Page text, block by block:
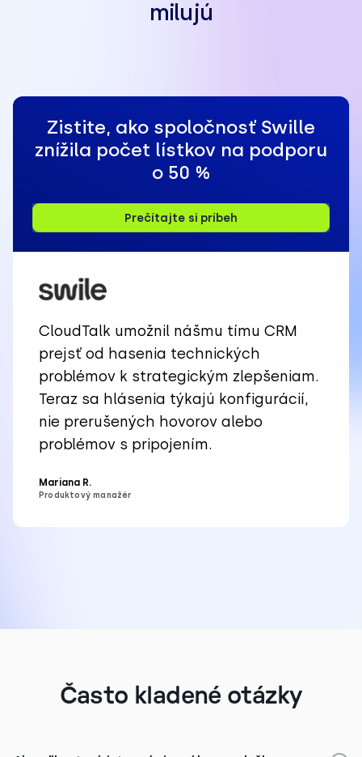
milujú
Zistite, ako spoločnosť Swille
znížila počet lístkov na podporu
o 50 %
Prečítajte si príbeh
CloudTalk umožnil nášmu tímu CRM
prejsť od hasenia technických
problémov k strategickým zlepšeniam.
Teraz sa hlásenia týkajú konfigurácií,
nie prerušených hovorov alebo
problémov s pripojením.
Mariana R.
Produktový manažér
Často kladené otázky